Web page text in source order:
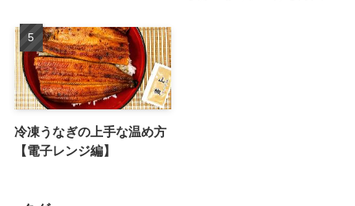
冷凍うなぎの上手な温め方
【電子レンジ編】